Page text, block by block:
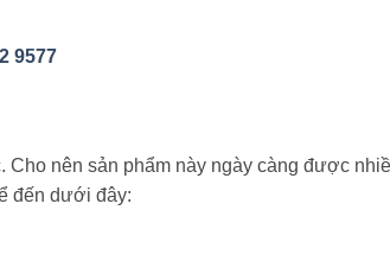
9577
nên sản phẩm này ngày càng được
đến dưới đây: